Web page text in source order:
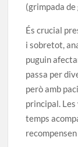
(grimpada
És crucial
i sobretot,
puguin
passa per
però amb
principal. Les
temps